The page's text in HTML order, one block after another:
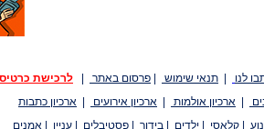
לנו תנאי שימוש פרסום באתר
לרכישת
ארכיון אולמות ארכיון אירועים
ארכיון כתבות
|קלאסי ילדים |בידור |פסטיבלים |עניין |אמנים